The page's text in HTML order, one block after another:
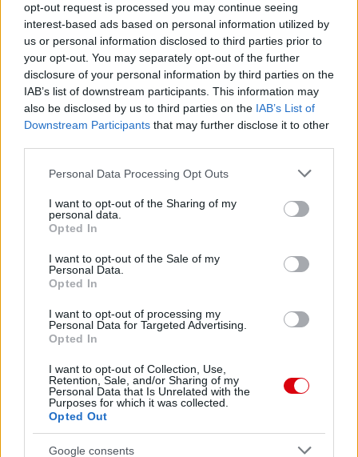
opt-out request is processed you may continue seeing
interest-based ads based on personal information utilized by
us or personal information disclosed to third parties prior to
your opt-out. You may separately opt-out of the further
disclosure of your personal information by third parties on the
IAB’s list of downstream participants. This information may
also be disclosed by us to third parties on the IAB’s List of
Downstream Participants that may further disclose it to other
Please note that this website/app uses one or more Google
not limited to your visit or usage behaviour. You may click to
grant or deny consent to Google and its third-party tags to
use your data for below specified purposes in below Google
consent section.
Personal Data Processing Opt Outs
I want to opt-out of the Sharing of my
personal data.
Opted In
I want to opt-out of the Sale of my
Personal Data.
Opted In
I want to opt-out of processing my
Personal Data for Targeted Advertising.
Opted In
I want to opt-out of Collection, Use,
Retention, Sale, and/or Sharing of my
Personal Data that Is Unrelated with the
Purposes for which it was collected.
Opted Out
Google consents